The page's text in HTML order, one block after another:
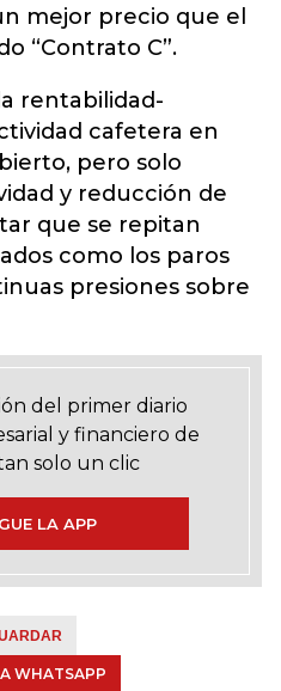
mejor precio que el
“Contrato C”.
rentabilidad-
cafetera en
pero solo
y reducción de
que se repitan
como los paros
presiones sobre
del primer diario
y financiero de
solo un clic
LA APP
WHATSAPP